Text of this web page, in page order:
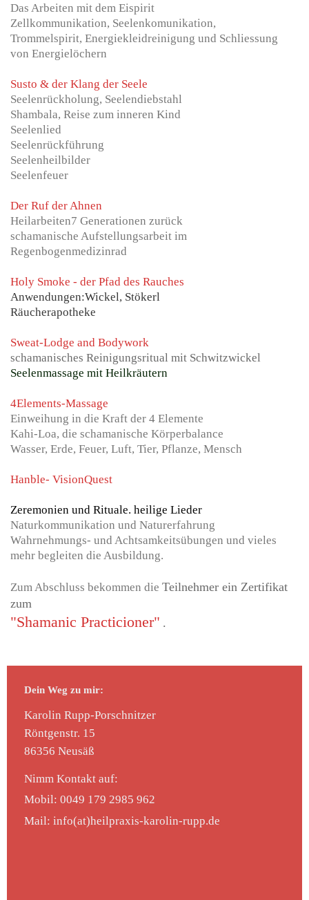
Das Arbeiten mit dem Eispirit
Zellkommunikation, Seelenkomunikation,
Trommelspirit, Energiekleidreinigung und Schliessung
von Energielöchern
Susto & der Klang der Seele
Seelenrückholung, Seelendiebstahl
Shambala, Reise zum inneren Kind
Seelenlied
Seelenrückführung
Seelenheilbilder
Seelenfeuer
Der Ruf der Ahnen
Heilarbeiten7 Generationen zurück
schamanische Aufstellungsarbeit im
Regenbogenmedizinrad
Holy Smoke - der Pfad des Rauches
Anwendungen:Wickel, Stökerl
Räucherapotheke
Sweat-Lodge and Bodywork
schamanisches Reinigungsritual mit Schwitzwickel
Seelenmassage mit Heilkräutern
4Elements-Massage
Einweihung in die Kraft der 4 Elemente
Kahi-Loa, die schamanische Körperbalance
Wasser, Erde, Feuer, Luft, Tier, Pflanze, Mensch
Hanble- VisionQuest
Zeremonien und Rituale. heilige Lieder
Naturkommunikation und Naturerfahrung
Wahrnehmungs- und Achtsamkeitsübungen und vieles
mehr begleiten die Ausbildung.
Zum Abschluss bekommen die Teilnehmer ein Zertifikat
zum
"Shamanic Practicioner" .
Dein Weg zu mir:
Karolin Rupp-Porschnitzer
Röntgenstr. 15
86356 Neusäß
Nimm Kontakt auf:
Mobil: 0049 179 2985 962
Mail: info(at)heilpraxis-karolin-rupp.de